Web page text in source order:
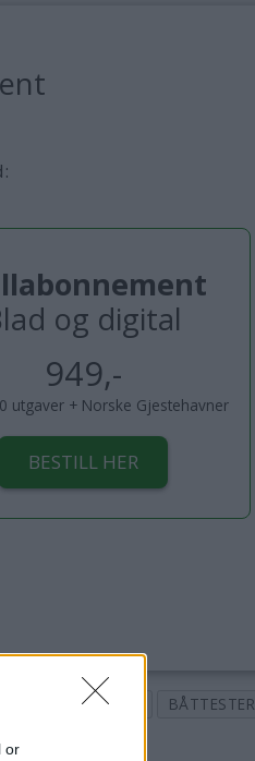
or
og digital
949,-
utgaver + Norske Gjestehavner
BESTILL HER
BÅTER
BÅTTESTER